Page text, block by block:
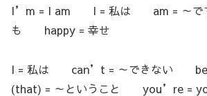
I’m = I am I = 私は am = ～
も happy = 幸せ
I = 私は can’t = ～できない
(that) = ～ということ you’re =